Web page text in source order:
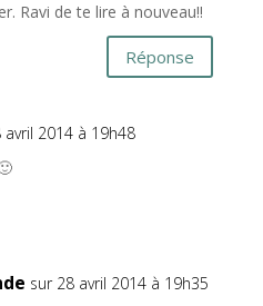
Ravi de te lire à nouveau!!
Réponse
avril 2014 à 19h48
sur 28 avril 2014 à 19h35